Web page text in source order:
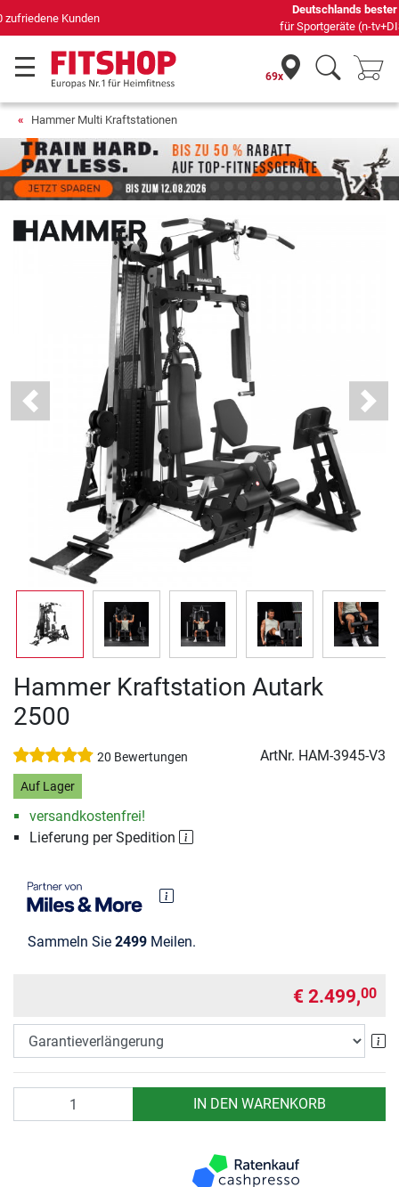
für Sportgeräte (n-tv+DISQ 2016-2024)
69x
Hammer Multi Kraftstationen
Previous Next
Hammer Kraftstation Autark
2500
20 Bewertungen ArtNr. HAM-3945-V3
Auf Lager
versandkostenfrei!
Lieferung per Spedition
Sammeln Sie 2499 Meilen.
€ 2.499,00
IN DEN WARENKORB